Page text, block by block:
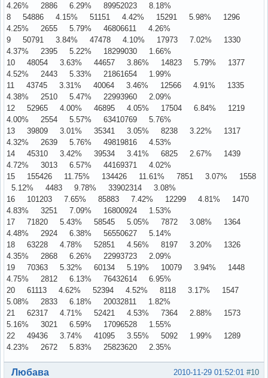
4.26% 2886 6.29% 89952023 8.18%
8 54886 4.15% 51151 4.42% 15291 5.98% 1296
4.25% 2655 5.79% 46806611 4.26%
9 50791 3.84% 47478 4.10% 17973 7.02% 1330
4.37% 2395 5.22% 18299030 1.66%
10 48054 3.63% 44657 3.86% 14823 5.79% 1377
4.52% 2443 5.33% 21861654 1.99%
11 43745 3.31% 40064 3.46% 12566 4.91% 1335
4.38% 2510 5.47% 22993960 2.09%
12 52965 4.00% 46895 4.05% 17504 6.84% 1219
4.00% 2554 5.57% 63410769 5.76%
13 39809 3.01% 35341 3.05% 8238 3.22% 1317
4.32% 2639 5.76% 49819816 4.53%
14 45310 3.42% 39534 3.41% 6825 2.67% 1439
4.72% 3013 6.57% 44169371 4.02%
15 155426 11.75% 134426 11.61% 7851 3.07% 1558
5.12% 4483 9.78% 33902314 3.08%
16 101203 7.65% 85883 7.42% 12299 4.81% 1470
4.83% 3251 7.09% 16800924 1.53%
17 71820 5.43% 58545 5.05% 7872 3.08% 1364
4.48% 2924 6.38% 56550627 5.14%
18 63228 4.78% 52851 4.56% 8197 3.20% 1326
4.35% 2868 6.26% 22993723 2.09%
19 70363 5.32% 60134 5.19% 10079 3.94% 1448
4.75% 2812 6.13% 76432614 6.95%
20 61113 4.62% 52394 4.52% 8118 3.17% 1547
5.08% 2833 6.18% 20032811 1.82%
21 62317 4.71% 52421 4.53% 7364 2.88% 1573
5.16% 3021 6.59% 17096528 1.55%
22 49436 3.74% 41095 3.55% 5092 1.99% 1289
4.23% 2672 5.83% 25823620 2.35%
Вне форума #10
2010-11-29 01:52:01
Любава